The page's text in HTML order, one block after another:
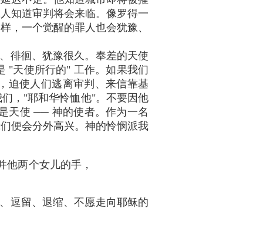
知道审判将会来临。像罗得一
，一个觉醒的罪人也会犹豫、
徘徊、犹豫很久。奉差的天使
"天使所行的" 工作。如果我们
迫使人们逃离审判、来信靠基
，"耶和华怜恤他"。不要因他
天使 ── 神的使者。作为一名
便会分外高兴。神的怜悯派我
两个女儿的手，
逗留、退缩、不愿走向耶稣的